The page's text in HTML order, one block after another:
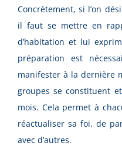
Concrètement, si l’on
il faut se mettre en
d’habitation et lui
préparation est
manifester à la dernière
groupes se constituent
mois. Cela permet à
réactualiser sa foi, de
avec d’autres.